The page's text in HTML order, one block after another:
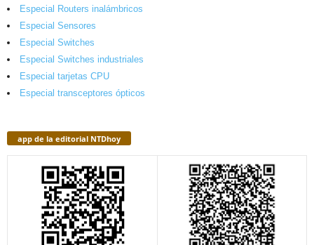
Especial Routers inalámbricos
Especial Sensores
Especial Switches
Especial Switches industriales
Especial tarjetas CPU
Especial transceptores ópticos
app de la editorial NTDhoy